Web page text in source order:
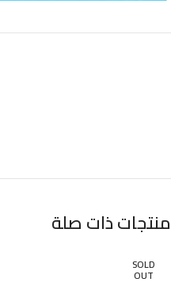
منتجات ذات صلة
SOLD
OUT